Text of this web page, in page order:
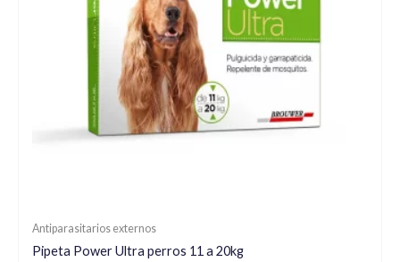
Antiparasitarios externos
Pipeta Power Ultra perros 11 a 20kg